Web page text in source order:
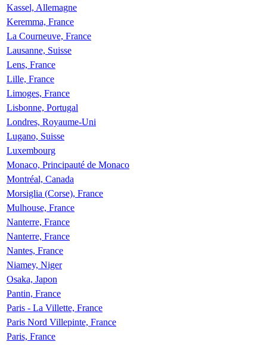
Kassel, Allemagne
Keremma, France
La Courneuve, France
Lausanne, Suisse
Lens, France
Lille, France
Limoges, France
Lisbonne, Portugal
Londres, Royaume-Uni
Lugano, Suisse
Luxembourg
Monaco, Principauté de Monaco
Montréal, Canada
Morsiglia (Corse), France
Mulhouse, France
Nanterre, France
Nanterre, France
Nantes, France
Niamey, Niger
Osaka, Japon
Pantin, France
Paris - La Villette, France
Paris Nord Villepinte, France
Paris, France